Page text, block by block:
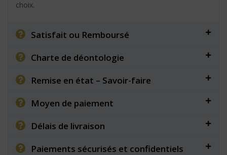
choix.
Satisfait ou Remboursé
Charte de déontologie
Remise en état – Savoir-faire
Moyen de paiement
Délais de livraison
Paiements sécurisés et confidentiels